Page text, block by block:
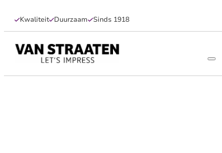
Kwaliteit Duurzaam Sinds 1918